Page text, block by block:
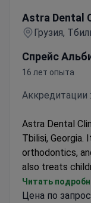
Astra Dental
Грузия,
Спрейс
16 лет опыта
Аккредитации :
Astra Dental
Tbilisi, Georgia.
orthodontics,
also treats
doctors. The
implants since
Читать
Цена по